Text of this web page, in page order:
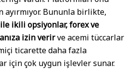
Bununla birlikte,
ikili opsiyonlar, forex ve
izin verirve acemi tüccarlar
ticarette daha fazla
için çok uygun işlevler sunar.